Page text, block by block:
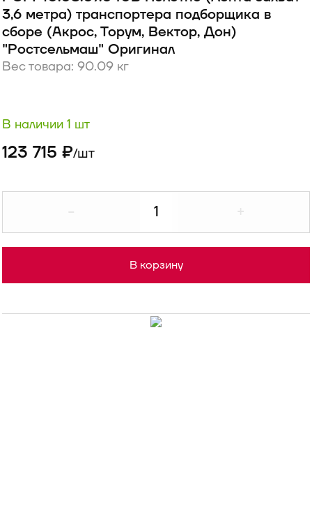
3,6 метра) транспортера подборщика в
сборе (Акрос, Торум, Вектор, Дон)
"Ростсельмаш" Оригинал
Вес товара: 90.09 кг
В наличии 1 шт
123 715 ₽/шт
В корзину